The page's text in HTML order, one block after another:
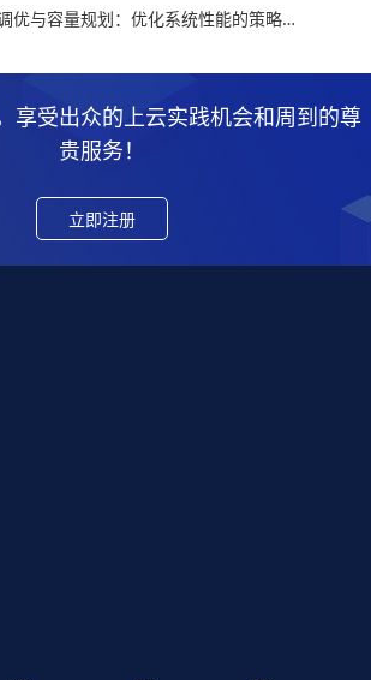
下一篇：服务器性能调优与容量规划：优化系统性能的策略与方法
享受出众的上云实践机会和周到的尊
贵服务！
立即注册